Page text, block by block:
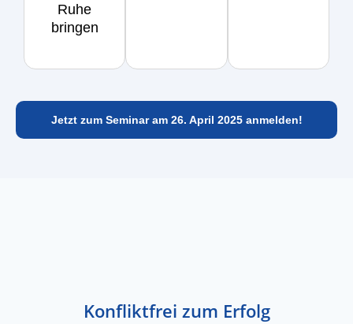
Ruhe
bringen
Jetzt zum Seminar am 26. April 2025 anmelden!
Konfliktfrei zum Erfolg